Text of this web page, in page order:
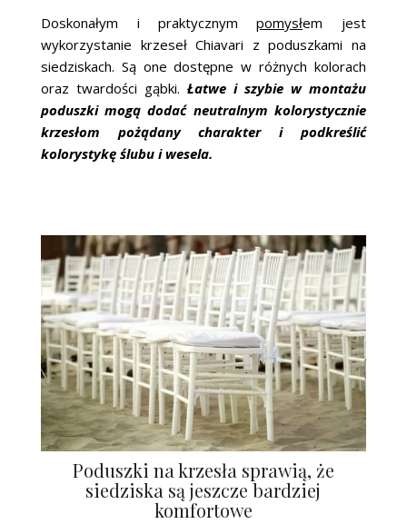
Doskonałym i praktycznympomysłem jest
wykorzystanie krzeseł Chiavari z poduszkami na
siedziskach. Są one dostępne w różnych kolorach
oraz twardości gąbki.Łatwe i szybie w montażu
poduszki mogą dodać neutralnym kolorystycznie
krzesłom pożądany charakter i podkreślić
kolorystykę ślubu i wesela.
Poduszki na krzesła sprawią, że
siedziska są jeszcze bardziej
komfortowe